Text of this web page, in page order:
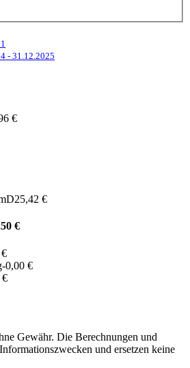
- 31.12.2025
€
25,42 €
€
-0,00 €
€
Gewähr. Die Berechnungen und
und ersetzen keine